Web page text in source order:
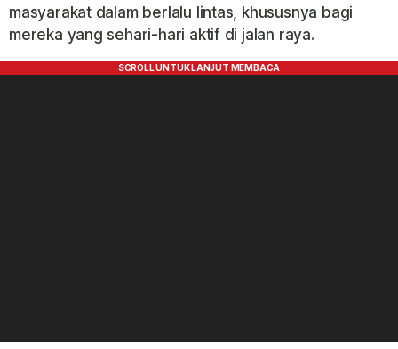
masyarakat dalam berlalu lintas, khususnya bagi
mereka yang sehari-hari aktif di jalan raya.